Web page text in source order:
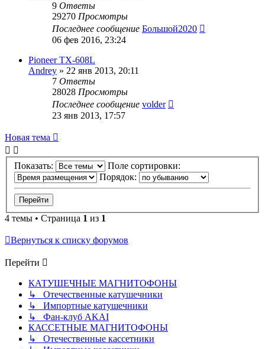
9 Ответы
29270 Просмотры
Последнее сообщение Большой2020
06 фев 2016, 23:24
Pioneer TX-608L
Andrey » 22 янв 2013, 20:11
7 Ответы
28028 Просмотры
Последнее сообщение volder
23 янв 2013, 17:57
Новая тема
Показать:
Поле сортировки:
Порядок:
4 темы • Страница 1 из 1
Вернуться к списку форумов
Перейти
КАТУШЕЧНЫЕ МАГНИТОФОНЫ
↳ Отечественные катушечники
↳ Импортные катушечники
↳ Фан-клуб AKAI
КАССЕТНЫЕ МАГНИТОФОНЫ
↳ Отечественные кассетники